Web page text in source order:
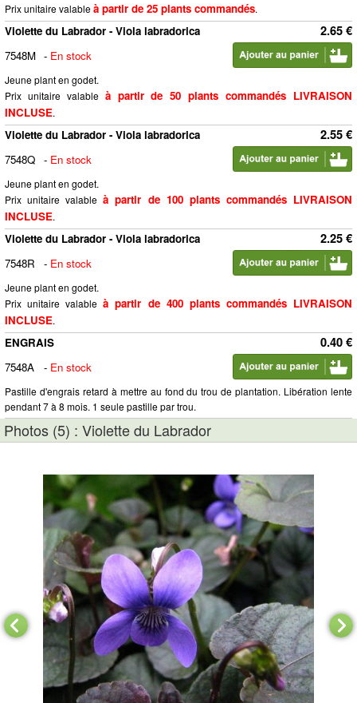
Prix unitaire valableà partir de 25 plants commandés.
2.65 €
Violette du Labrador - Viola labradorica
7548M - En stock
Jeune plant en godet.
Prix unitaire valable à partir de 50 plants commandés LIVRAISON
INCLUSE.
2.55 €
Violette du Labrador - Viola labradorica
7548Q - En stock
Jeune plant en godet.
Prix unitaire valableà partir de 100 plants commandés LIVRAISON
INCLUSE.
2.25 €
Violette du Labrador - Viola labradorica
7548R
- En stock
Jeune plant en godet.
Prix unitaire valableà partir de 400 plants commandés LIVRAISON
INCLUSE.
0.40 €
ENGRAIS
7548A
- En stock
Pastille d'engrais retard à mettre au fond du trou de plantation. Libération lente
pendant 7 à 8 mois. 1 seule pastille par trou.
Photos (5) : Violette du Labrador